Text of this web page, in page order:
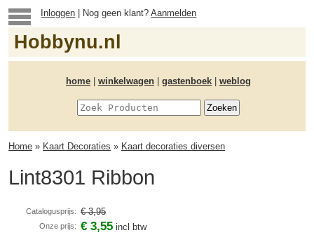
Inloggen | Nog geen klant?Aanmelden
Hobbynu.nl
home winkelwagen gastenboek weblog
Home » Kaart Decoraties » Kaart decoraties diversen
Lint8301 Ribbon
Catalogusprijs: € 3,95
Onze prijs: € 3,55 incl btw